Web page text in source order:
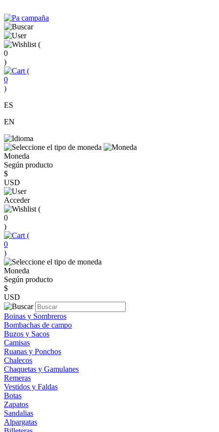
(
0
)
(
0
)
ES
EN
Moneda
Según producto
$
USD
Acceder
(
0
)
(
0
)
Moneda
Según producto
$
USD
Boinas y Sombreros
Bombachas de campo
Buzos y Sacos
Camisas
Ruanas y Ponchos
Chalecos
Chaquetas y Gamulanes
Remeras
Vestidos y Faldas
Botas
Zapatos
Sandalias
Alpargatas